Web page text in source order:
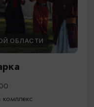
ОБЛАСТИ